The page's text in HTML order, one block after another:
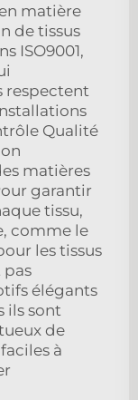
matière
de tissus
ISO9001,
respectent
Qualité
matières
garantir
tissu,
comme le
les tissus
pas
élégants
ils sont
de
à